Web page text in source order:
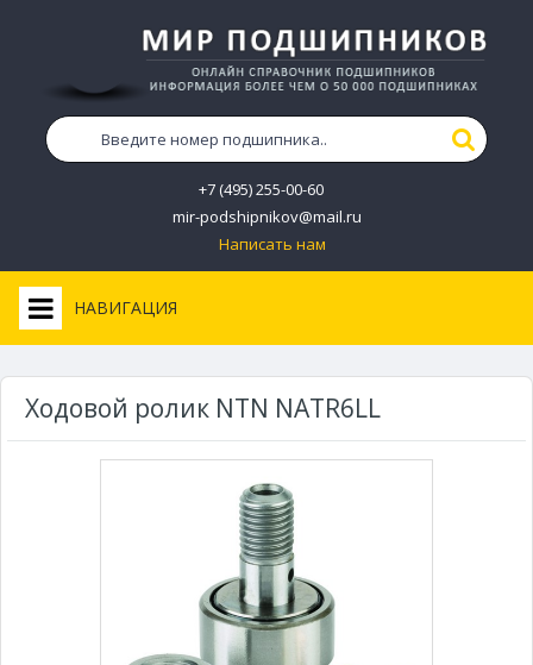
+7 (495) 255-00-60
mir-podshipnikov@mail.ru
Написать нам
НАВИГАЦИЯ
Ходовой ролик NTN NATR6LL